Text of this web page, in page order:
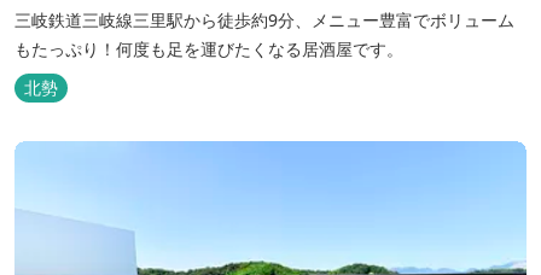
三岐鉄道三岐線三里駅から徒歩約9分、メニュー豊富でボリューム
もたっぷり！何度も足を運びたくなる居酒屋です。
北勢